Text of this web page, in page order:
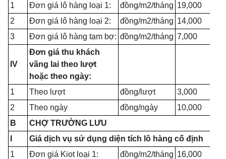
1
Đơn giá lô hàng loại 1: đồng/m2/tháng 19,000
2
Đơn giá lô hàng loại 2: đồng/m2/tháng 14,000
3
Đơn giá lô hàng tạm bợ: đồng/m2/tháng 7,000
IV
Đơn giá thu khách
vãng lai theo lượt
hoặc theo ngày:
1
Theo lượt đồng/lượt
3,000
2
Theo ngày đồng/ngày
10,000
B
CHỢ TRƯỜNG LƯU
Giá dịch vụ sử dụng diện tích lô hàng cố định
1
Đơn giá Kiot loại 1: đồng/m2/tháng 16,000